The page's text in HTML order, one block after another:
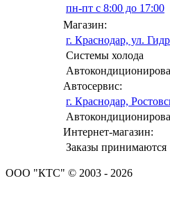
пн-пт с 8:00 до 17:00
Магазин:
г. Краснодар, ул.
Системы холода
Автосервис:
г. Краснодар,
Интернет-магазин:
Заказы принимаются
ООО "КТС" © 2003 - 2026